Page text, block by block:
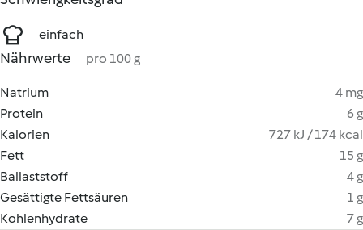
einfach
Nährwerte pro 100 g
Natrium
4 mg
Protein
6 g
Kalorien
727 kJ / 174 kcal
Fett
15 g
Ballaststoff
4 g
Gesättigte Fettsäuren
1 g
Kohlenhydrate
7 g